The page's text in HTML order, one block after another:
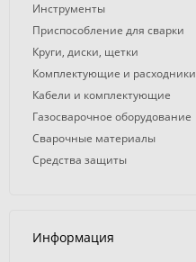
Инструменты
Приспособление для сварки
Круги, диски, щетки
Комплектующие и расходники
Кабели и комплектующие
Газосварочное оборудование
Сварочные материалы
Средства защиты
Информация